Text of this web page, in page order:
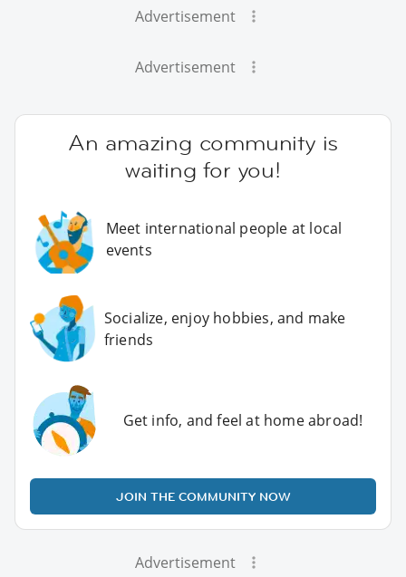
Advertisement
Advertisement
An amazing community is
waiting for you!
Meet international people at local
events
Socialize, enjoy hobbies, and make
friends
Get info, and feel at home abroad!
JOIN THE COMMUNITY NOW
Advertisement